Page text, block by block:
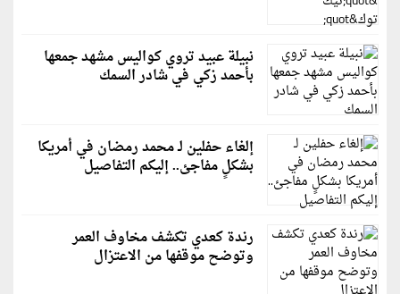
نبيلة عبيد تروي كواليس مشهد جمعها
بأحمد زكي في شادر السمك
إلغاء حفلين لـ محمد رمضان في أمريكا
بشكلٍ مفاجئ.. إليكم التفاصيل
رندة كعدي تكشف مخاوف العمر
وتوضح موقفها من الاعتزال